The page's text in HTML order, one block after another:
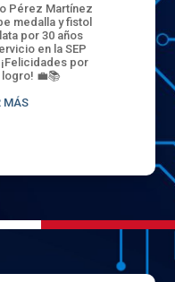
Pérez Martínez
medalla y fistol
por 30 años
en la SEP
¡Felicidades por
💼📚
MÁS
ENECB-
del
batalla.
32
sede